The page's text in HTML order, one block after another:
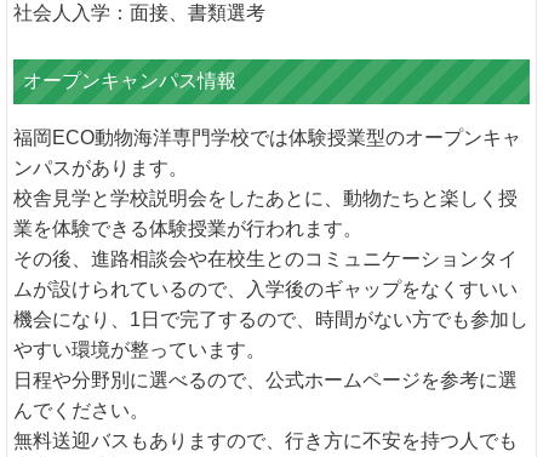
社会人入学：面接、書類選考
オープンキャンパス情報
福岡ECO動物海洋専門学校では体験授業型のオープンキャ
ンパスがあります。
校舎見学と学校説明会をしたあとに、動物たちと楽しく授
業を体験できる体験授業が行われます。
その後、進路相談会や在校生とのコミュニケーションタイ
ムが設けられているので、入学後のギャップをなくすいい
機会になり、1日で完了するので、時間がない方でも参加し
やすい環境が整っています。
日程や分野別に選べるので、公式ホームページを参考に選
んでください。
無料送迎バスもありますので、行き方に不安を持つ人でも